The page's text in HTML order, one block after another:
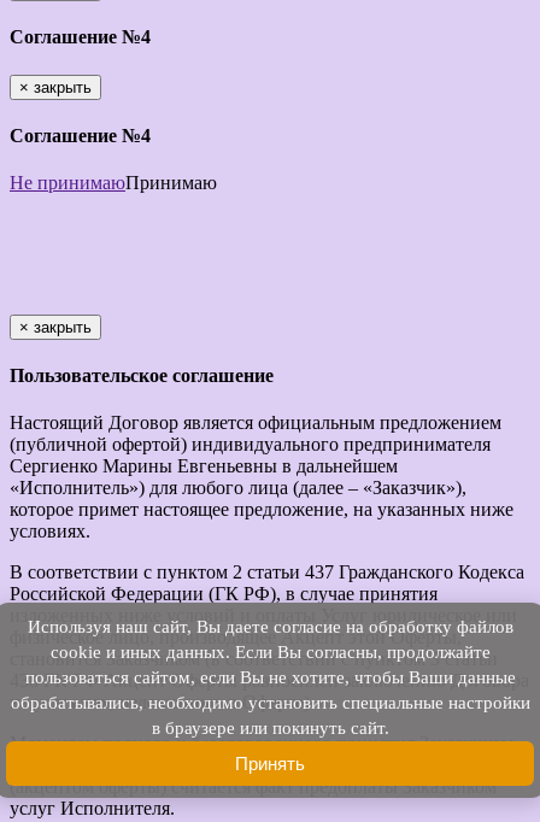
Используя наш cайт, Вы даете согласие на обработку файлов
cookie и иных данных. Если Вы согласны, продолжайте
пользоваться сайтом, если Вы не хотите, чтобы Ваши данные
обрабатывались, необходимо установить специальные настройки
в браузере или покинуть сайт.
Принять
Соглашение №4
× закрыть
Соглашение №4
Не принимаюПринимаю
× закрыть
Пользовательское соглашение
Настоящий Договор является официальным предложением
(публичной офертой) индивидуального предпринимателя
Сергиенко Марины Евгеньевны в дальнейшем
«Исполнитель») для любого лица (далее – «Заказчик»),
которое примет настоящее предложение, на указанных ниже
условиях.
В соответствии с пунктом 2 статьи 437 Гражданского Кодекса
Российской Федерации (ГК РФ), в случае принятия
физическое лицо, производящее Акцепт этой Оферты,
становится Заказчиком (в соответствии с пунктом 3 статьи
438 ГК РФ Акцепт Оферты равносилен заключению Договора
на условиях, изложенных в Оферте).
Моментом полного и безоговорочного принятия Заказчиком
предложения Исполнителя заключить договор оферты
(акцептом оферты) считается факт предоплаты Заказчиком
услуг Исполнителя.